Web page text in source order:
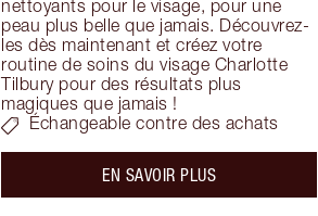
nettoyants pour le visage, pour une
peau plus belle que jamais. Découvrez-
les dès maintenant et créez votre
routine de soins du visage Charlotte
Tilbury pour des résultats plus
magiques que jamais !
Échangeable contre des achats
EN SAVOIR PLUSabout the